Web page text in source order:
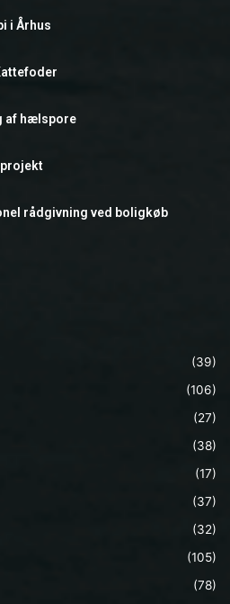
i Århus
af hælspore
rådgivning ved boligkøb
(39)
(106)
(27)
(38)
(17)
(37)
(32)
(105)
(78)